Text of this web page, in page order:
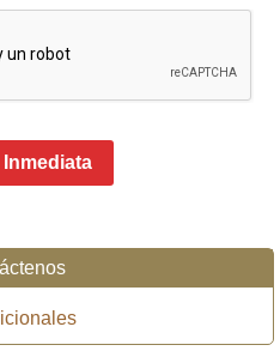
Inmediata